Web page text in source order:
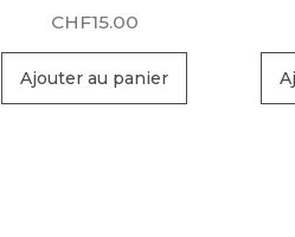
CHF15.00
Ajouter au panier